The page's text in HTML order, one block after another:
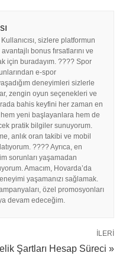
sizlere platformun
bonus fırsatlarını ve
için buradayım. ???? Spor
e-spor
deneyimleri sizlerle
zengin oyun seçenekleri ve
bahis keyfini her zaman en
hem yeni başlayanlara hem de
pratik bilgiler sunuyorum.
anlık oran takibi ve mobil
???? Ayrıca, en
sorunları yaşamadan
Amacım, Hovarda’da
yaşamanızı sağlamak.
özel promosyonları
devam edeceğim.
İLERI
Şartları Hesap Süreci »